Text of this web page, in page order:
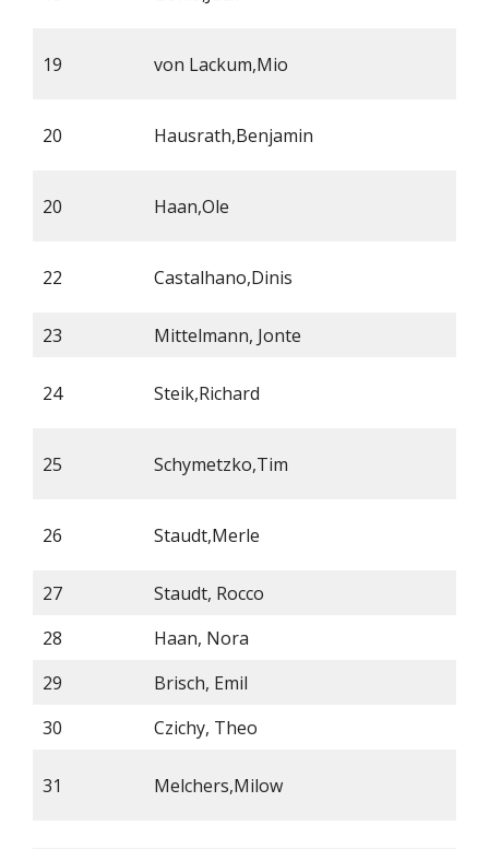
19 von Lackum,Mio
20 Hausrath,Benjamin
20 Haan,Ole
22 Castalhano,Dinis
23 Mittelmann, Jonte
24 Steik,Richard
25 Schymetzko,Tim
26 Staudt,Merle
27
Staudt, Rocco
28
Haan, Nora
29
Brisch, Emil
30
Czichy, Theo
31 Melchers,Milow